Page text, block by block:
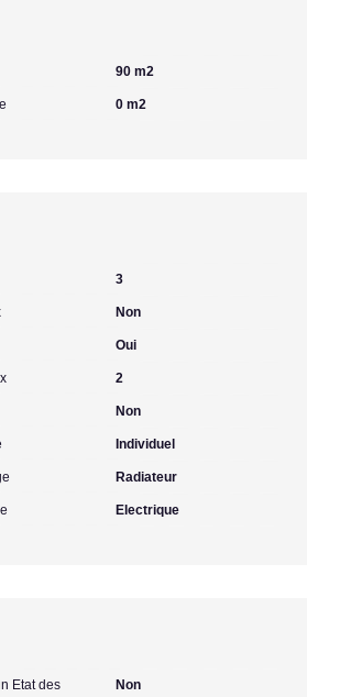
90 m2
0 m2
3
Non
Oui
2
Non
Individuel
Radiateur
Electrique
Etat des
Non